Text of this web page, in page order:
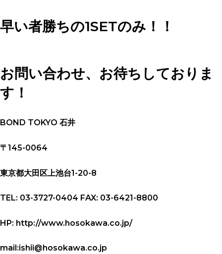
早い者勝ちの1SETのみ！！
お問い合わせ、お待ちしておりま
す！
BOND TOKYO 石井
〒145-0064
東京都大田区上池台1-20-8
TEL: 03-3727-0404 FAX: 03-6421-8800
HP: http://www.hosokawa.co.jp/
mail:ishii@hosokawa.co.jp